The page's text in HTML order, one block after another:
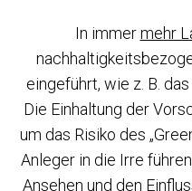
In immermehr
eingeführt, wie z. B.
Die Einhaltung der
um das Risiko des
Anleger in die Irre
Ansehen und den